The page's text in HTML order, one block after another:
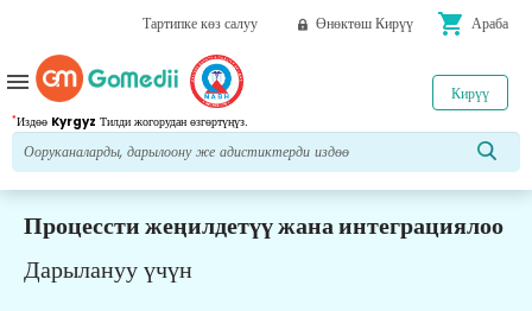
Тартипке көз салуу Өнөктөш Кирүү shopping_cart Араба
*Издөө Kyrgyz Тилди жогорудан өзгөртүңүз.
Кирүү
menu
Процессти жеңилдетүү жана интеграциялоо
Дарылануу үчүн